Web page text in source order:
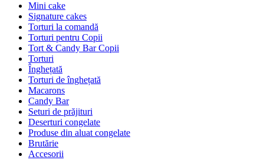
Mini cake
Signature cakes
Torturi la comandă
Torturi pentru Copii
Tort & Candy Bar Copii
Torturi
Înghețată
Torturi de înghețată
Macarons
Candy Bar
Seturi de prăjituri
Deserturi congelate
Produse din aluat congelate
Brutărie
Accesorii